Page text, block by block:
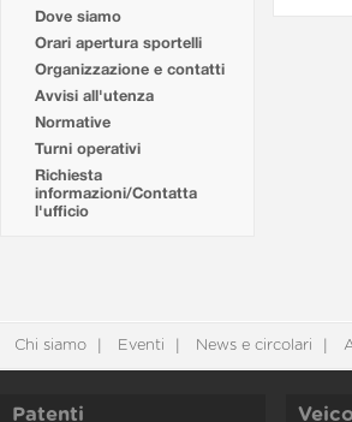
Dove siamo
Orari apertura sportelli
Organizzazione e contatti
Avvisi all'utenza
Normative
Turni operativi
Richiesta
informazioni/Contatta
l'ufficio
Chi siamo Eventi News e circolari
Patenti